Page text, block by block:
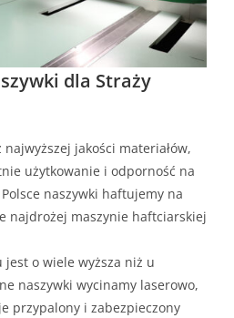
dla Straży
jakości materiałów,
użytkowanie i odporność na
naszywki haftujemy na
najdrożej maszynie haftciarskiej
o wiele wyższa niż u
naszywki wycinamy laserowo,
przypalony i zabezpieczony